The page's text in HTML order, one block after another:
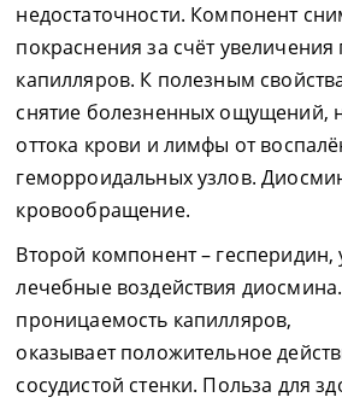
недостаточности. Компонент
покраснения за счёт
капилляров. К полезным
снятие болезненных ощущений,
оттока крови и лимфы от
геморроидальных узлов.
кровообращение.
Второй компонент –
лечебные воздействия
проницаемость капилляров,
оказывает положительное
сосудистой стенки. Польза для